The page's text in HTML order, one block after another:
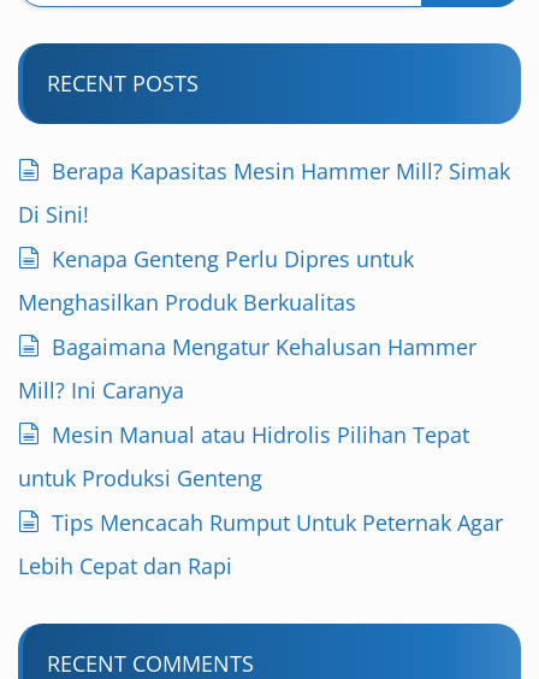
RECENT POSTS
Berapa Kapasitas Mesin Hammer Mill? Simak
Di Sini!
Kenapa Genteng Perlu Dipres untuk
Menghasilkan Produk Berkualitas
Bagaimana Mengatur Kehalusan Hammer
Mill? Ini Caranya
Mesin Manual atau Hidrolis Pilihan Tepat
untuk Produksi Genteng
Tips Mencacah Rumput Untuk Peternak Agar
Lebih Cepat dan Rapi
RECENT COMMENTS